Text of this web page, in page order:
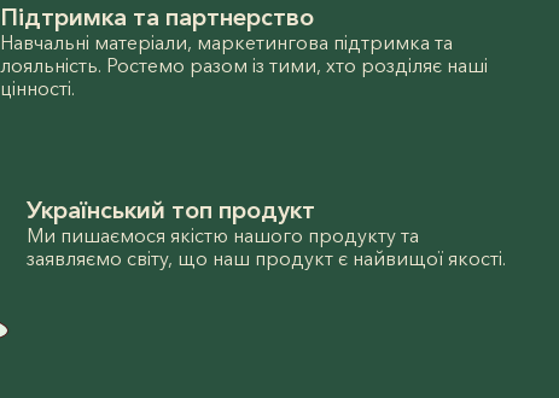
Підтримка та партнерство
Навчальні матеріали, маркетингова підтримка та
лояльність. Ростемо разом із тими, хто розділяє наші
цінності.
Український топ продукт
Ми пишаємося якістю нашого продукту та
заявляємо світу, що наш продукт є найвищої якості.